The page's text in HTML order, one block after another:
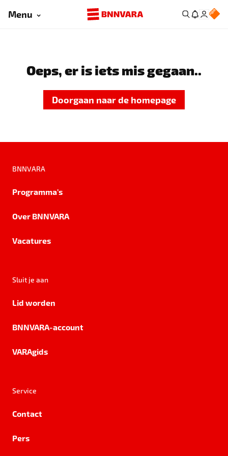
Menu
Oeps, er is iets mis gegaan..
Doorgaan naar de homepage
BNNVARA
Programma's
Over BNNVARA
Vacatures
Sluit je aan
Lid worden
BNNVARA-account
VARAgids
Service
Contact
Pers